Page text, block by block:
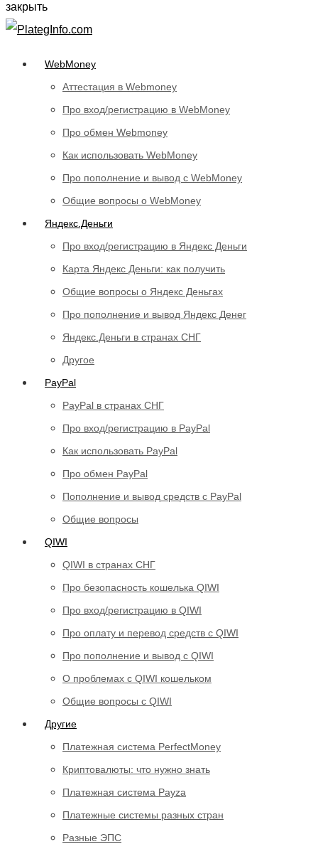
закрыть
WebMoney
Аттестация в Webmoney
Про вход/регистрацию в WebMoney
Про обмен Webmoney
Как использовать WebMoney
Про пополнение и вывод с WebMoney
Общие вопросы о WebMoney
Яндекс.Деньги
Про вход/регистрацию в Яндекс Деньги
Карта Яндекс Деньги: как получить
Общие вопросы о Яндекс Деньгах
Про пополнение и вывод Яндекс Денег
Яндекс.Деньги в странах СНГ
Другое
PayPal
PayPal в странах СНГ
Про вход/регистрацию в PayPal
Как использовать PayPal
Про обмен PayPal
Пополнение и вывод средств с PayPal
Общие вопросы
QIWI
QIWI в странах СНГ
Про безопасность кошелька QIWI
Про вход/регистрацию в QIWI
Про оплату и перевод средств c QIWI
Про пополнение и вывод с QIWI
О проблемах с QIWI кошельком
Общие вопросы с QIWI
Другие
Платежная система PerfectMoney
Криптовалюты: что нужно знать
Платежная система Payza
Платежные системы разных стран
Разные ЭПС